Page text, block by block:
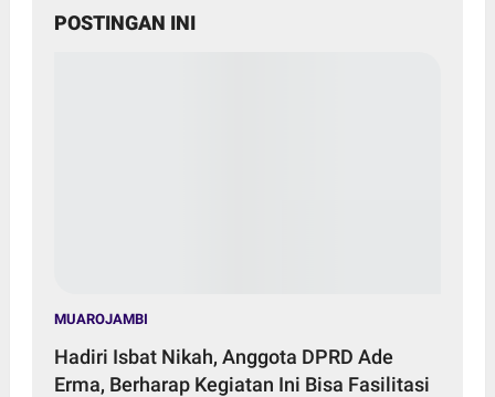
POSTINGAN INI
MUAROJAMBI
Hadiri Isbat Nikah, Anggota DPRD Ade
Erma, Berharap Kegiatan Ini Bisa Fasilitasi